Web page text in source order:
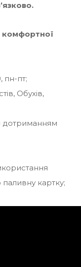
комфортної
пн-пт;
Обухів,
дотриманням
картку;